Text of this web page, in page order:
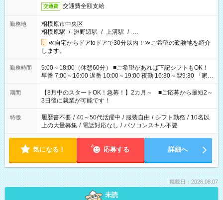
交通費 交通費全額支給
勤務地
相模原市中央区
相模原駅 / 淵野辺駅 / 上溝駅 / …
≪自宅からドアtoドアで30分以内！≫ご希望の勤務地を紹介
します。
勤務時間
9:00～18:00（休憩60分） ■ご希望があれば下記シフトもOK！
早番 7:00～16:00 遅番 10:00～19:00 夜勤 16:30～翌9:30 「家族
と休みを合わせたい」 「余裕を持って夕飯の準備がしたい」
「できれば残業はしたくない」 など、ご希望を教えてください
ね。 ※Wワーク希望の方へ 今ご覧のお仕事で希望する勤務時間
と、もう1つのお仕事の勤務時間。 合計で週40時間を超える場
合は応募できません。
期間
【8月中のスタートOK！急募！】2カ月～ ■ご応募から最短2～
3日後に就業が可能です！
特徴 履歴書不要 / 40～50代活躍中 / 服装自由 / シフト勤務 / 10名以
上の大量募集 / 電話対応なし / パソコンスキル不要
気になる！ 応募する 詳細へ
掲載日：2026.08.07
未読